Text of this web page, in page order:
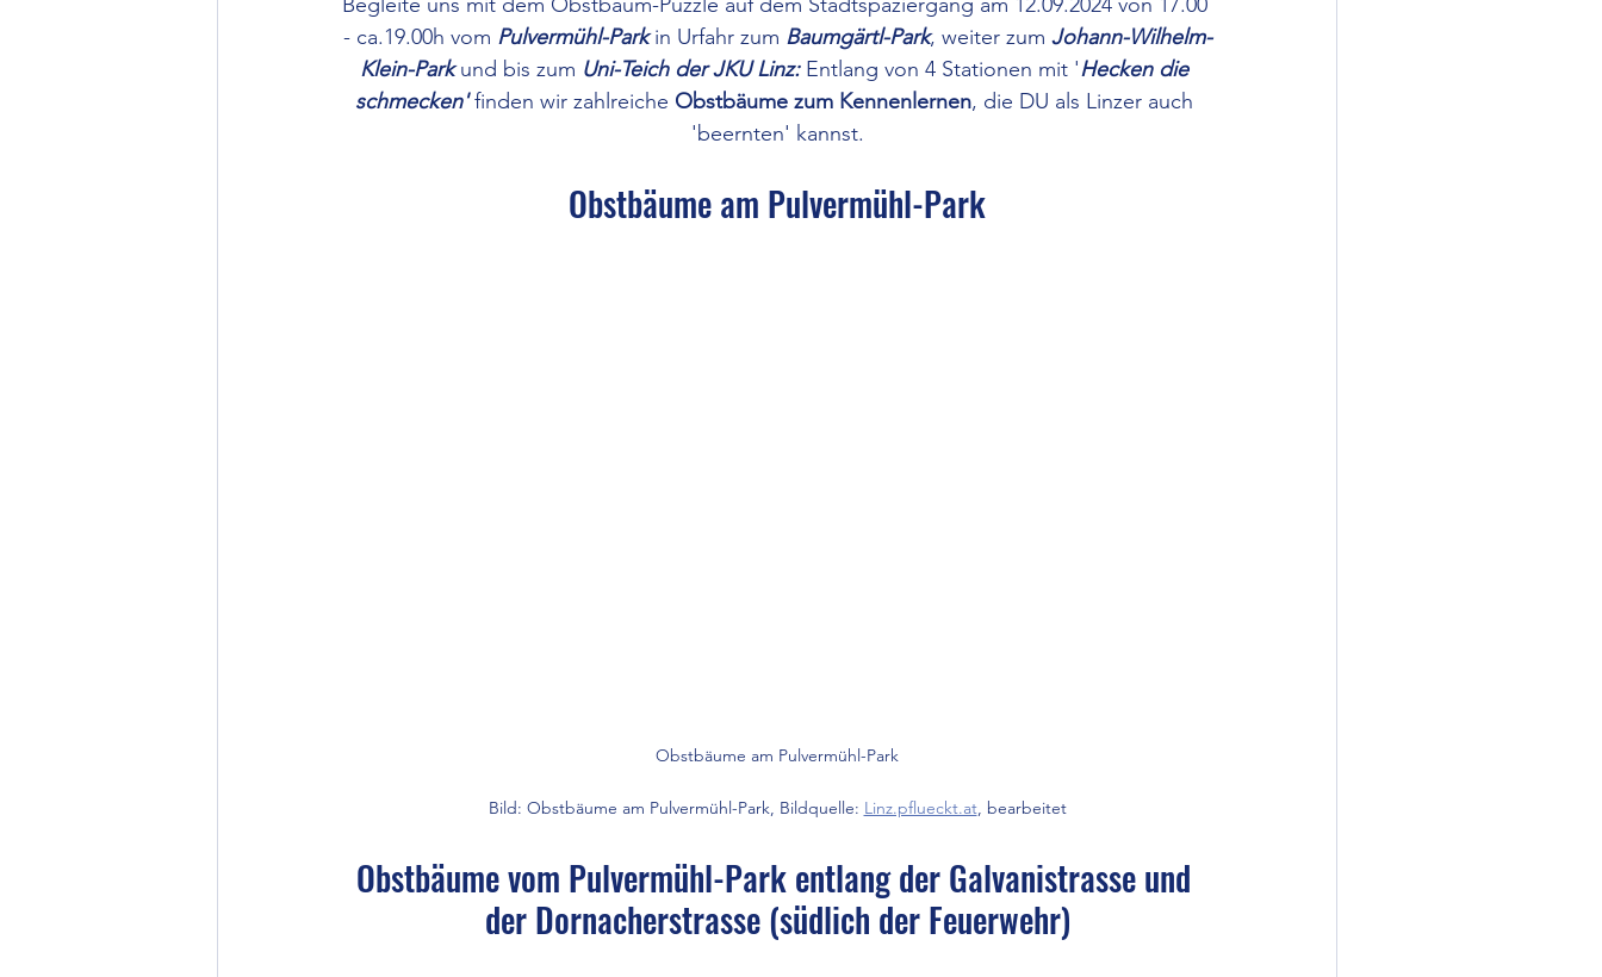
- ca.19.00h vom Pulvermühl-Park in Urfahr zum Baumgärtl-Park, weiter zum Johann-Wilhelm-
Klein-Park und bis zum Uni-Teich der JKU Linz: Entlang von 4 Stationen mit 'Hecken die
schmecken' finden wir zahlreiche Obstbäume zum Kennenlernen, die DU als Linzer auch
'beernten' kannst.
Obstbäume am Pulvermühl-Park
Obstbäume am Pulvermühl-Park
Bild: Obstbäume am Pulvermühl-Park, Bildquelle: Linz.pflueckt.at, bearbeitet
Obstbäume vom Pulvermühl-Park entlang der Galvanistrasse und
der Dornacherstrasse (südlich der Feuerwehr)